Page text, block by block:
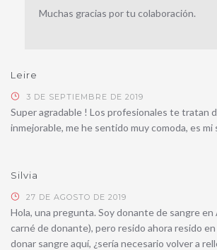
Muchas gracias por tu colaboración.
Leire
3 DE SEPTIEMBRE DE 2019
Super agradable ! Los profesionales te tratan
inmejorable, me he sentido muy comoda, es mi
Silvia
27 DE AGOSTO DE 2019
Hola, una pregunta. Soy donante de sangre
carné de donante), pero resido ahora resido en
donar sangre aquí, ¿sería necesario volver a